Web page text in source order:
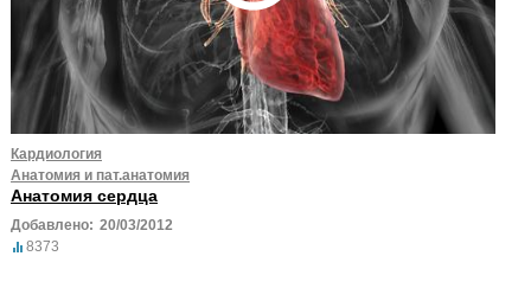
Кардиология
Анатомия и пат.анатомия
Анатомия сердца
Добавлено: 20/03/2012
8373